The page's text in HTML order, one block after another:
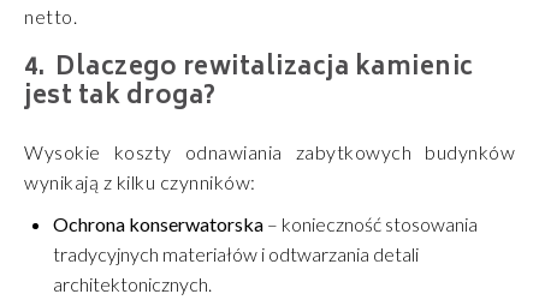
netto.
Dlaczego rewitalizacja kamienic
jest tak droga?
Wysokie koszty odnawiania zabytkowych budynków
wynikają z kilku czynników:
Ochrona konserwatorska – konieczność stosowania
tradycyjnych materiałów i odtwarzania detali
architektonicznych.